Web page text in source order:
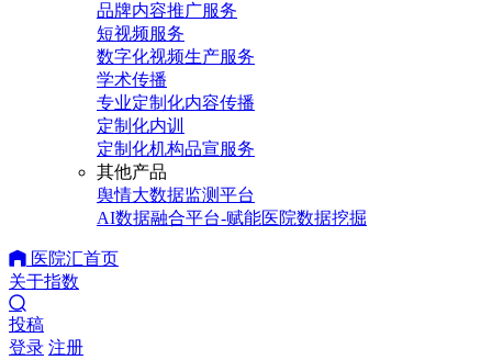
品牌内容推广服务
短视频服务
数字化视频生产服务
学术传播
专业定制化内容传播
定制化内训
定制化机构品宣服务
其他产品
舆情大数据监测平台
AI数据融合平台-赋能医院数据挖掘
医院汇首页
关于指数
投稿
登录 注册